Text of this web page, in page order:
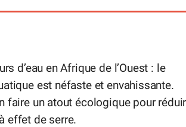
d’eau en Afrique de l’Ouest : le
est néfaste et envahissante.
faire un atout écologique pour
effet de serre.